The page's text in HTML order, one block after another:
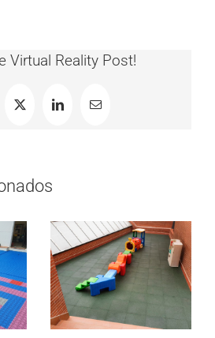
Virtual Reality Post!
X LinkedInCorreo